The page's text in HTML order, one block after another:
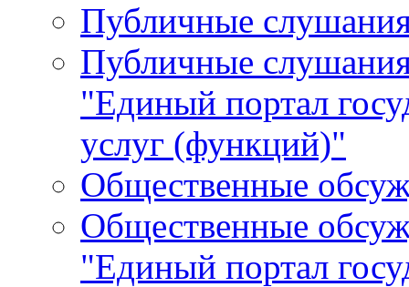
Публичные
Публичные
"Единый портал
услуг (функций)"
Общественные
Общественные
"Единый портал